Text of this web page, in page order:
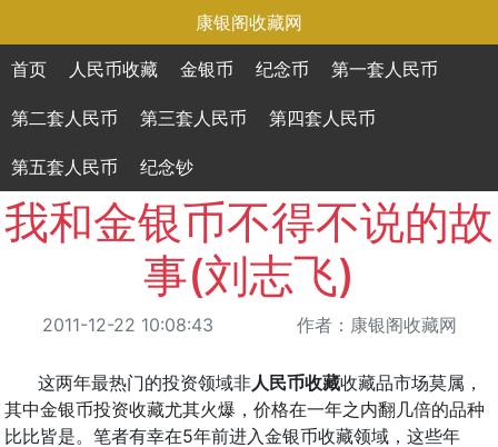
康银阁收藏网
首页 人民币收藏 金银币 纪念币 第一套人民币
第二套人民币 第三套人民币 第四套人民币
第五套人民币 纪念钞
我和金银币不得不说的故
事(刘志飞)
2011-12-22 10:08:43 作者：康银阁收藏网
这两年最热门的投资领域非人民币收藏收藏品市场莫属，
其中金银币投资收藏尤其火爆，价格在一年之内翻几倍的品种
比比皆是。笔者有幸在5年前进入金银币收藏领域，这些年